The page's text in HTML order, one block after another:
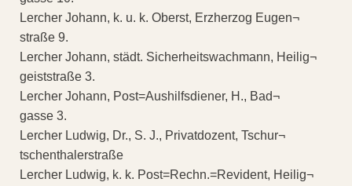
Lercher Johann, k. u. k. Oberst, Erzherzog Eugen¬
straße 9.
Lercher Johann, städt. Sicherheitswachmann, Heilig¬
geiststraße 3.
Lercher Johann, Post=Aushilfsdiener, H., Bad¬
gasse 3.
Lercher Ludwig, Dr., S. J., Privatdozent, Tschur¬
tschenthalerstraße
Lercher Ludwig, k. k. Post=Rechn.=Revident, Heilig¬